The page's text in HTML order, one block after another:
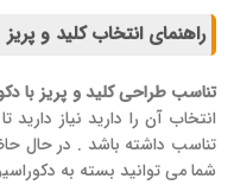
راهنمای انتخاب کلید و پریز
تناسب طراحی کلید و پریز با
انتخاب آن را دارید نیاز
تناسب داشته باشد . در حال
شما می توانید بسته به